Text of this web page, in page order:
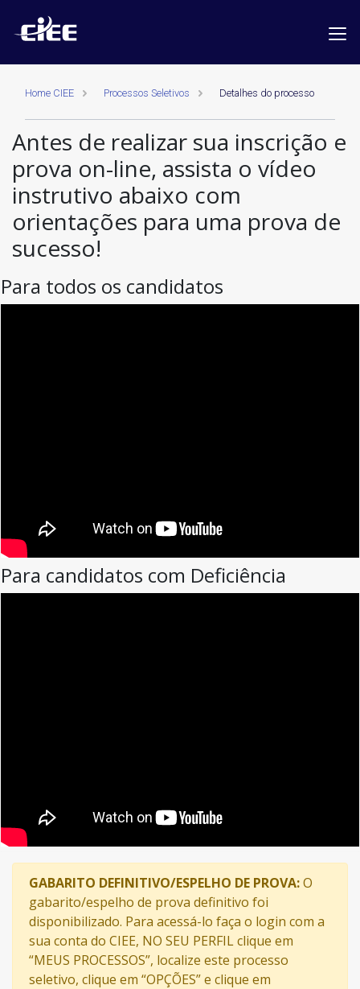
Home CIEE Processos Seletivos Detalhes do processo
Antes de realizar sua inscrição e
prova on-line, assista o vídeo
instrutivo abaixo com
orientações para uma prova de
sucesso!
Para todos os candidatos
Para candidatos com Deficiência
GABARITO DEFINITIVO/ESPELHO DE PROVA:O
gabarito/espelho de prova definitivo foi
disponibilizado. Para acessá-lo faça o login com a
sua conta do CIEE, NO SEU PERFIL clique em
“MEUS PROCESSOS”, localize este processo
seletivo, clique em “OPÇÕES” e clique em